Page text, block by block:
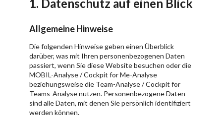
1. Datenschutz auf einen Blick
Allgemeine Hinweise
Die folgenden Hinweise geben einen Überblick
darüber, was mit Ihren personenbezogenen Daten
passiert, wenn Sie diese Website besuchen oder die
MOBIL-Analyse / Cockpit for Me-Analyse
beziehungsweise die Team-Analyse / Cockpit for
Teams-Analyse nutzen. Personenbezogene Daten
sind alle Daten, mit denen Sie persönlich identifiziert
werden können.